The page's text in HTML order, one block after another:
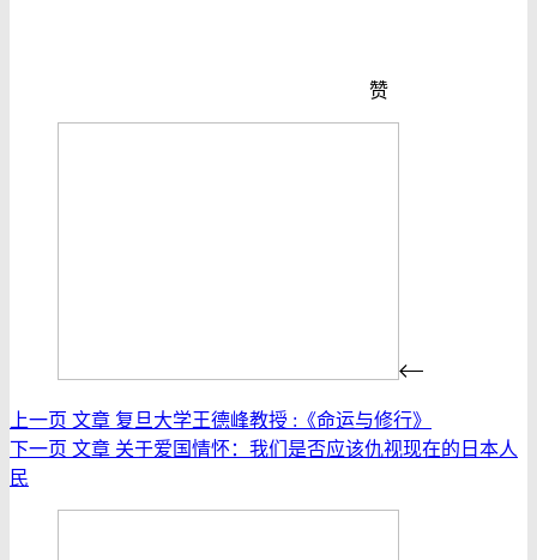
赞
上一页 文章 复旦大学王德峰教授 :《命运与修行》
下一页 文章 关于爱国情怀：我们是否应该仇视现在的日本人
民